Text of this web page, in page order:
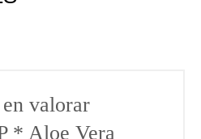
valorar
* Aloe Vera